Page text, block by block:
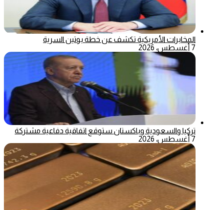
المخابرات الأمريكية تكشف عن خطة بوتين السرية
7 أغسطس، 2026
تركيا والسعودية وباكستان ستوقع اتفاقية دفاعية مشتركة
7 أغسطس، 2026